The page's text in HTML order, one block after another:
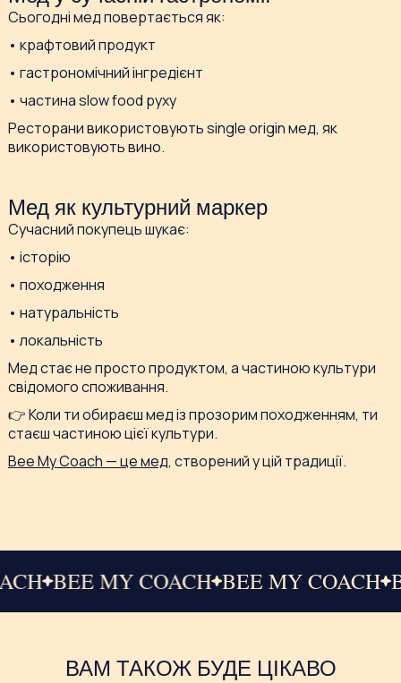
Сьогодні мед повертається як:
• крафтовий продукт
• гастрономічний інгредієнт
• частина slow food руху
Ресторани використовують single origin мед, як
використовують вино.
Мед як культурний маркер
Сучасний покупець шукає:
• історію
• походження
• натуральність
• локальність
Мед стає не просто продуктом, а частиною культури
свідомого споживання.
👉 Коли ти обираєш мед із прозорим походженням, ти
стаєш частиною цієї культури.
Bee My Coach — це мед, створений у цій традиції.
BEE MY COACH BEE MY COACH
ВАМ ТАКОЖ БУДЕ ЦІКАВО